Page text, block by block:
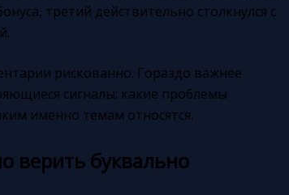
третий действительно столкнулся с
рискованно. Гораздо важнее
сигналы: какие проблемы
именно темам относятся.
верить буквально